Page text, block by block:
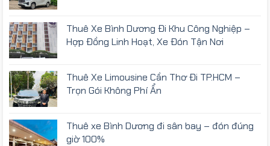
Thuê Xe Bình Dương Đi Khu Công Nghiệp –
Hợp Đồng Linh Hoạt, Xe Đón Tận Nơi
Thuê Xe Limousine Cần Thơ Đi TP.HCM –
Trọn Gói Không Phí Ẩn
Thuê xe Bình Dương đi sân bay – đón đúng
giờ 100%